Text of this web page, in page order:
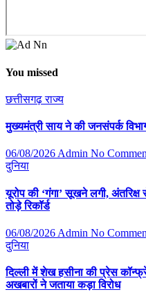
You missed
छत्तीसगढ़राज्य
मुख्यमंत्री साय ने की जनसंपर्क
06/08/2026Admin No
दुनिया
यूरोप की ‘गंगा’ सूखने लगी, अंतरिक्ष
तोड़े रिकॉर्ड
06/08/2026 Admin No
दुनिया
दिल्ली में शेख हसीना की प्रेस
अखबारों ने जताया कड़ा विरोध